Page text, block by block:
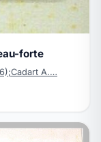
forte
A.…